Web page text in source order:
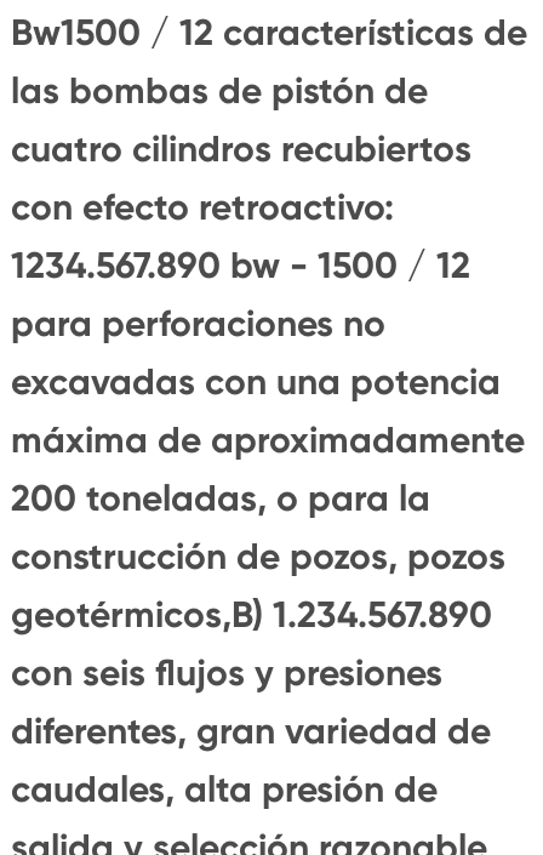
Bw1500 / 12 características de
las bombas de pistón de
cuatro cilindros recubiertos
con efecto retroactivo:
1234.567.890 bw - 1500 / 12
para perforaciones no
excavadas con una potencia
máxima de aproximadamente
200 toneladas, o para la
construcción de pozos, pozos
geotérmicos,B) 1.234.567.890
con seis flujos y presiones
diferentes, gran variedad de
caudales, alta presión de